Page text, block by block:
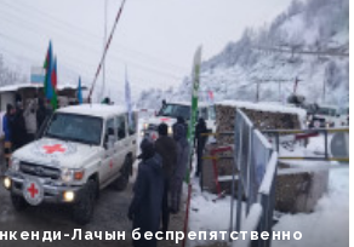
Лачын беспрепятственно